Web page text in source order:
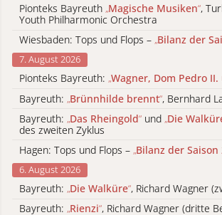
Pionteks Bayreuth „Magische Musiken“,
Youth Philharmonic Orchestra
Wiesbaden: Tops und Flops – „Bilanz der
7. August 2026
Pionteks Bayreuth: „Wagner, Dom Pedro
Bayreuth: „Brünnhilde brennt“, Bernhard
Bayreuth: „Das Rheingold“ und „Die
des zweiten Zyklus
Hagen: Tops und Flops – „Bilanz der Saison
6. August 2026
Bayreuth: „Die Walküre“, Richard Wagner
Bayreuth: „Rienzi“, Richard Wagner (dritte